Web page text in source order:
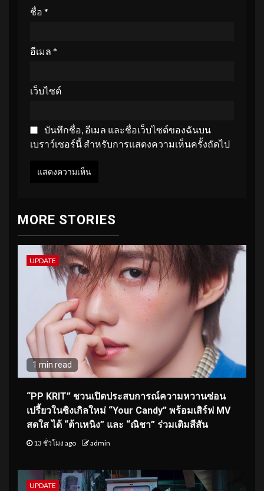
ชื่อ *
อีเมล *
เว็บไซต์
บันทึกชื่อ, อีเมล และชื่อเว็บไซต์ของฉันบน
เบราว์เซอร์นี้ สำหรับการแสดงความเห็นครั้งถัดไป
MORE STORIES
UPDATE
1 min read
“PP KRIT” ชวนเปิดประสบการณ์ความหวานซ่อน
เปรี้ยวในซิงเกิลใหม่ “Your Candy” พร้อมเสิร์ฟ MV
สดใส ได้ “ต้าเหนิง” และ “ณิชา” ร่วมเติมสีสัน
13 ชั่วโมง ago admin
UPDATE